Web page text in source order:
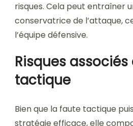
risques. Cela peut entraîner
conservatrice de l’attaque,
l’équipe défensive.
Risques
tactique
Bien que la faute tactique
stratégie efficace, elle